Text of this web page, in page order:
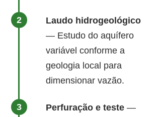
Laudo hidrogeológico
— Estudo do aquífero
variável conforme a
geologia local para
dimensionar vazão.
Perfuração e teste —